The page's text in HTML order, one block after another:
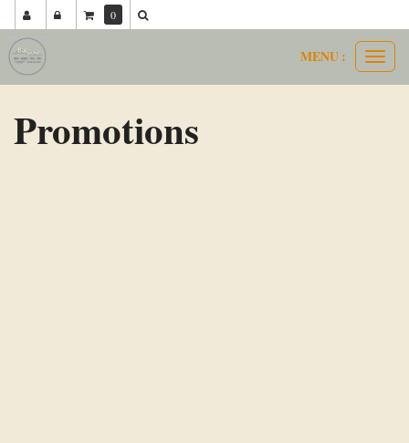
MENU :
Promotions
0